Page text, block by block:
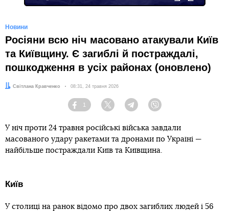
Новини
Росіяни всю ніч масовано атакували Київ
та Київщину. Є загиблі й постраждалі,
пошкодження в усіх районах (оновлено)
Автор:
Світлана Кравченко Дата:
08:31, 24 травня 2026
Facebook
1
Twitter TelegramViber
У ніч проти 24 травня російські війська завдали
масованого удару ракетами та дронами по Україні —
найбільше постраждали Київ та Київщина.
Київ
У столиці на ранок відомо про двох загиблих людей і 56